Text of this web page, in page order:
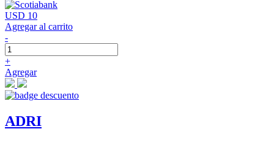
USD 10
Agregar al carrito
-
+
Agregar
ADRI